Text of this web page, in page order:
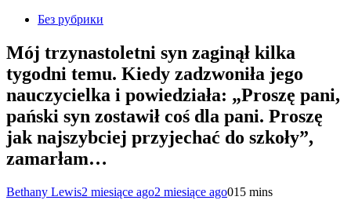
Без рубрики
Mój trzynastoletni syn zaginął kilka
tygodni temu. Kiedy zadzwoniła jego
nauczycielka i powiedziała: „Proszę pani,
pański syn zostawił coś dla pani. Proszę
jak najszybciej przyjechać do szkoły”,
zamarłam…
Bethany Lewis2 miesiące ago2 miesiące ago015 mins